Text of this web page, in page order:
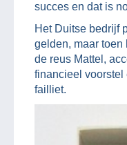
succes en dat is
Het Duitse bedrijf
gelden, maar toen
de reus Mattel,
financieel voorstel
failliet.